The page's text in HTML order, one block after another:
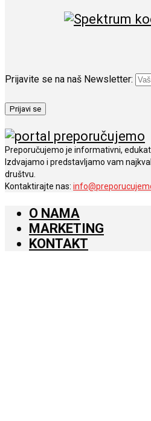
Prijavite se na naš Newsletter:
Preporučujemo je informativni,
Izdvajamo i predstavljamo vam
društvu.
Kontaktirajte nas:
O NAMA
MARKETING
KONTAKT